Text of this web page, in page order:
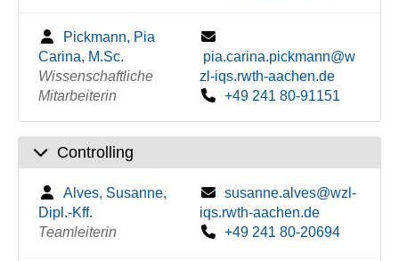
Pickmann, Pia
Carina, M.Sc.
Wissenschaftliche
Mitarbeiterin
pia.carina.pickmann@w
zl-iqs.rwth-aachen.de
+49 241 80-91151
Controlling
Alves, Susanne,
Dipl.-Kff.
Teamleiterin
susanne.alves@wzl-
iqs.rwth-aachen.de
+49 241 80-20694